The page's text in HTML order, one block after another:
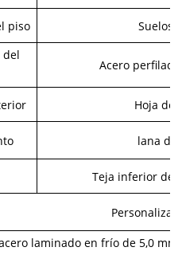
piso Suelos
del
Acero
Hoja de
lana de
Teja inferior de
laminado en frío de 5,0